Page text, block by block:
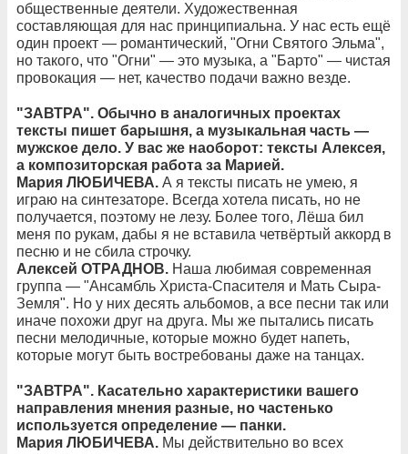
общественные деятели. Художественная
составляющая для нас принципиальна. У нас есть ещё
один проект — романтический, "Огни Святого Эльма",
но такого, что "Огни" — это музыка, а "Барто" — чистая
провокация — нет, качество подачи важно везде.
"ЗАВТРА". Обычно в аналогичных проектах
тексты пишет барышня, а музыкальная часть —
мужское дело. У вас же наоборот: тексты Алексея,
а композиторская работа за Марией.
Мария ЛЮБИЧЕВА. А я тексты писать не умею, я
играю на синтезаторе. Всегда хотела писать, но не
получается, поэтому не лезу. Более того, Лёша бил
меня по рукам, дабы я не вставила четвёртый аккорд в
песню и не сбила строчку.
Алексей ОТРАДНОВ. Наша любимая современная
группа — "Ансамбль Христа-Спасителя и Мать Сыра-
Земля". Но у них десять альбомов, а все песни так или
иначе похожи друг на друга. Мы же пытались писать
песни мелодичные, которые можно будет напеть,
которые могут быть востребованы даже на танцах.
"ЗАВТРА". Касательно характеристики вашего
направления мнения разные, но частенько
используется определение — панки.
Мария ЛЮБИЧЕВА. Мы действительно во всех